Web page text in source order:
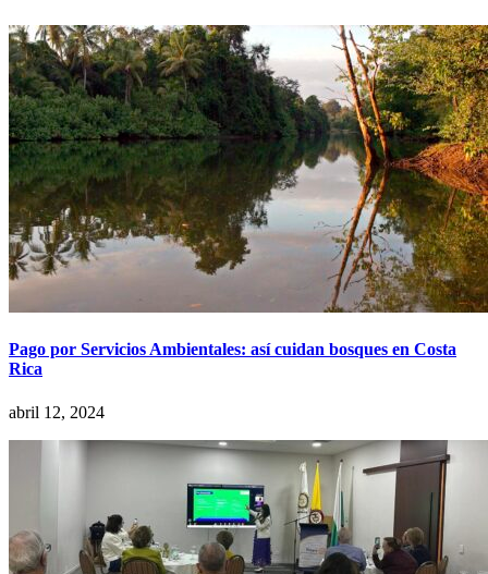
Pago por Servicios Ambientales: así cuidan bosques en Costa
Rica
abril 12, 2024